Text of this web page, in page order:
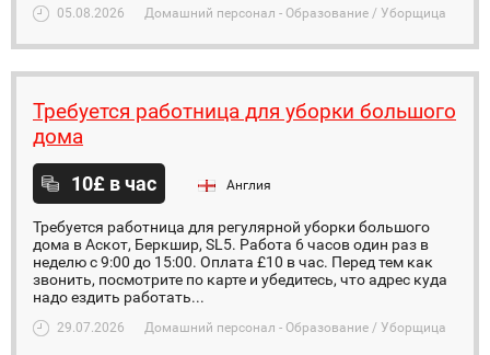
05.08.2026 Домашний персонал - Образование / Уборщица
Требуется работница для уборки большого
дома
10£ в час Англия
Требуется работница для регулярной уборки большого
дома в Аскот, Беркшир, SL5. Работа 6 часов один раз в
неделю с 9:00 до 15:00. Оплата £10 в час. Перед тем как
звонить, посмотрите по карте и убедитесь, что адрес куда
надо ездить работать...
29.07.2026 Домашний персонал - Образование / Уборщица